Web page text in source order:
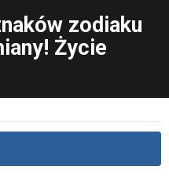
zodiaku
Życie